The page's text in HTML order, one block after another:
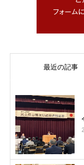
最近の記事